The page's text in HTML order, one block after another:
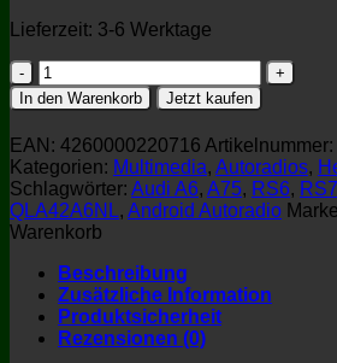
Lieferzeit: 3-6 Werktage
Xtrons
Android
Autoradio
14,9
Zoll
2K
IPS
Audi
A6
A7
RS6
RS7
S6
S7
In den Warenkorb Jetzt kaufen
EAN: 4260000220716 Artikelnummer:
Kategorien: Multimedia, Autoradios,
Schlagwörter: Audi A6, A75, RS6, RS7
QLA42A6NL, Android Autoradio
Warenkorb
Beschreibung
Zusätzliche Information
Produktsicherheit
Rezensionen (0)